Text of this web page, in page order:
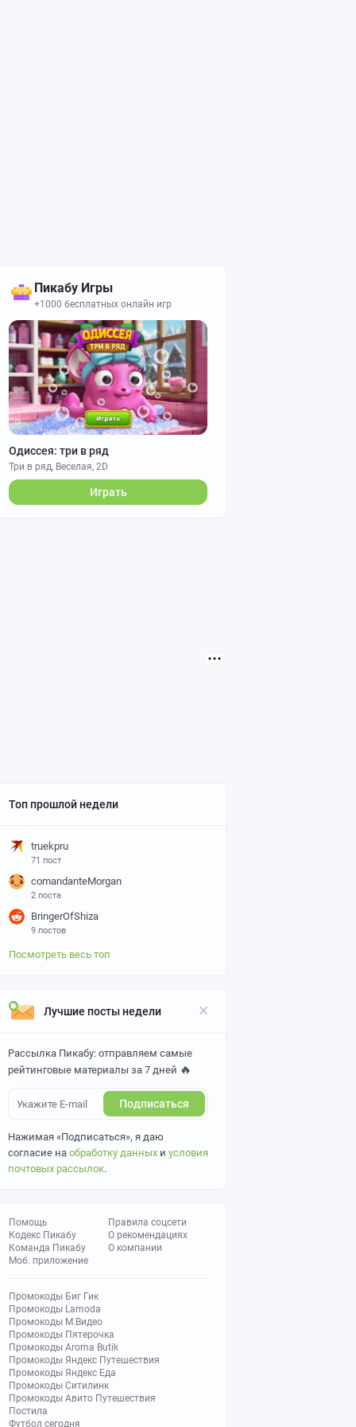
Пикабу Игры
+1000 бесплатных онлайн игр
Одиссея: три в ряд
Три в ряд, Веселая, 2D
Играть
Топ прошлой недели
truekpru
71 пост
comandanteMorgan
2 поста
BringerOfShiza
9 постов
Посмотреть весь топ
Лучшие посты недели
Рассылка Пикабу: отправляем самые
рейтинговые материалы за 7 дней 🔥
Подписаться
Нажимая «Подписаться», я даю
согласие на обработку данных и условия
почтовых рассылок.
Помощь
Кодекс Пикабу
Команда Пикабу
Моб. приложение
Правила соцсети
О рекомендациях
О компании
Промокоды Биг Гик
Промокоды Lamoda
Промокоды М.Видео
Промокоды Пятерочка
Промокоды Aroma Butik
Промокоды Яндекс Путешествия
Промокоды Яндекс Еда
Промокоды Ситилинк
Промокоды Авито Путешествия
Постила
Футбол сегодня